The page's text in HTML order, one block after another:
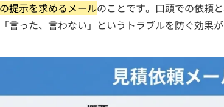
提示を求めるメールのことです。口頭での依頼
言った、言わない」というトラブルを防ぐ効果が